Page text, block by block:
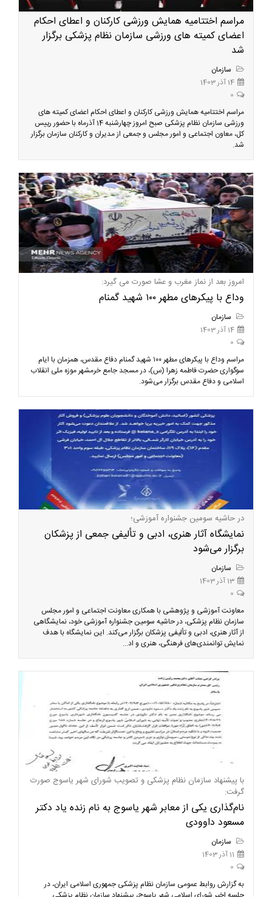
مراسم اختتامیه همایش ورزشی کارکنان و اعطای احکام
اعضای کمیته های ورزشی سازمان نظام پزشکی برگزار
شد
سازمان
14 آذر 1403
0
مراسم اختتامیه همایش ورزشی کارکنان و اعطای احکام اعضای کمیته های
ورزشی سازمان نظام پزشکی صبح امروز چهارشنبه 14 آذرماه با حضور رییس
کل، معاون اجتماعی و امور مجلس و جمعی از مدیران و کارکنان سازمان برگزار
شد.
امروز بعد از نماز مغرب و عشا صورت می گیرد:
وداع با پیکرهای مطهر ۱۰۰ شهید گمنام
سازمان
14 آذر 1403
0
مراسم وداع با پیکرهای مطهر ۱۰۰ شهید گمنام دفاع مقدس، همزمان با ایام
سوگواری حضرت فاطمه زهرا (س)، در مسجد جامع خرمشهر موزه ملی انقلاب
اسلامی و دفاع مقدس برگزار می‌شود.
در حاشیه سومین جشنواره آموزشی؛
نمایشگاه آثار هنری، ادبی و تألیفی جمعی از پزشکان
برگزار می‌شود
سازمان
13 آذر 1403
0
معاونت آموزشی و پژوهشی با همکاری معاونت اجتماعی و امور مجلس
سازمان نظام پزشکی، در حاشیه سومین جشنواره آموزشی خود، نمایشگاهی
از آثار هنری، ادبی و تألیفی پزشکان برگزار می‌کند. این نمایشگاه با هدف
نمایش توانمندی‌های فرهنگی، هنری و اد...
با پیشنهاد سازمان نظام پزشکی و تصویب شورای شهر یاسوج صورت
گرفت:
نام‌گذاری یکی از معابر شهر یاسوج به نام زنده یاد دکتر
مسعود داوودی
سازمان
11 آذر 1403
0
به گزارش روابط عمومی سازمان نظام پزشکی جمهوری اسلامی ایران، در